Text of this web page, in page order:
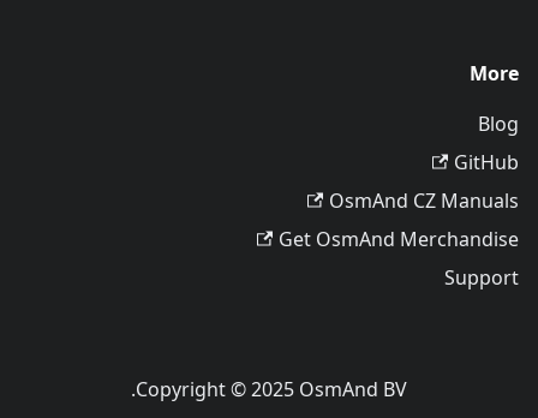
More
Blog
GitHub
OsmAnd CZ Manuals
Get OsmAnd Merchandise
Support
Copyright © 2025 OsmAnd BV.